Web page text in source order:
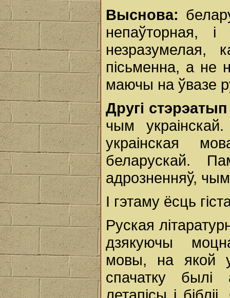
Выснова:
непаўторная,
незразумелая,
пісьменна, а не
маючы на ўвазе
Другі
чым
украінская
беларускай.
адрозненняў, чым
І гэтаму ёсць
Руская
дзякуючы
мовы, на якой
спачатку былі